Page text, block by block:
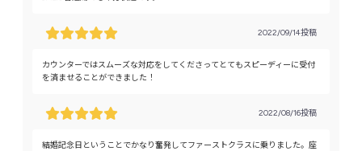
2022/09/14投稿
カウンターではスムーズな対応をしてくださってとてもスピーディーに受付
を済ませることができました！
2022/08/16投稿
結婚記念日ということでかなり奮発してファーストクラスに乗りました。座